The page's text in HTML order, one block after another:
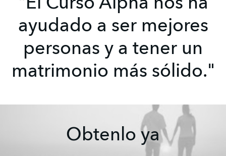
"El Curso Alpha nos ha
ayudado a ser mejores
personas y a tener un
matrimonio más sólido."
Obtenlo ya